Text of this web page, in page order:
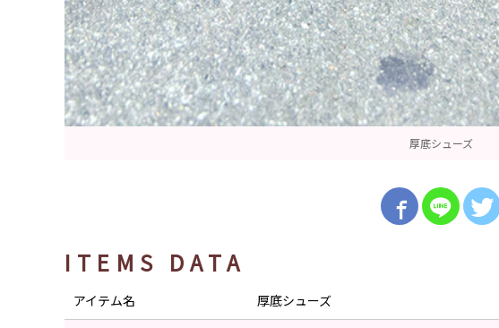
厚底シューズ
ITEMS DATA
アイテム名 厚底シューズ